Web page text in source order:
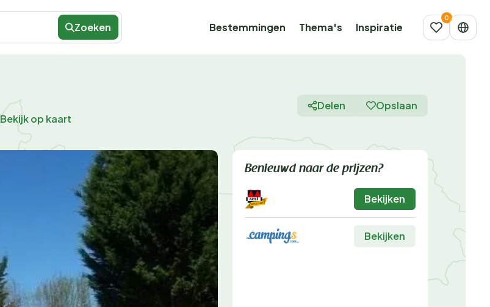
Zoeken Bestemmingen Thema's Inspiratie
Bekijk op kaart
Delen Opslaan
Benieuwd naar de prijzen?
Bekijken
Bekijken